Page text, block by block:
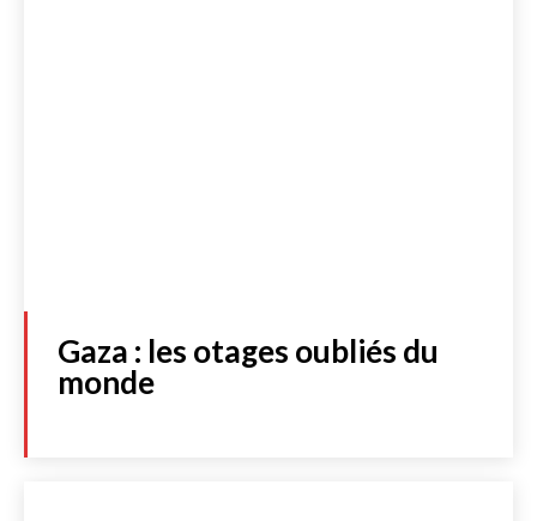
Gaza : les otages oubliés du
monde